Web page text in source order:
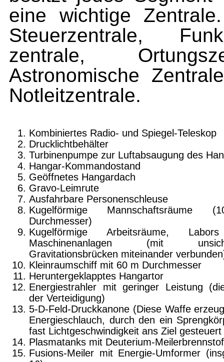
eine wichtige
Steuerzentrale,
zentrale,
Astronomische
Notleitzentrale.
Kombiniertes Radio- und Spiegel-Teleskop
Drucklichtbehälter
Turbinenpumpe zur Luftabsaugung des
Hangar-Kommandostand
Geöffnetes Hangardach
Gravo-Leimrute
Ausfahrbare Personenschleuse
Kugelförmige Mannschaftsräume
Durchmesser)
Kugelförmige Arbeitsräume,
Maschinenan­lagen (mit
Gravitationsbrücken miteinander
Kleinraumschiff mit 60 m Durchmesser
Heruntergeklapptes Hangartor
Energiestrahler mit geringer Leistung
der Ver­teidigung)
5-D-Feld-Druckkanone (Diese Waffe
Ener­gieschlauch, durch den ein
fast Licht­geschwindigkeit ans Ziel gesteuert
Plasmatanks mit Deuterium-
Fusions-Meiler mit Energie-Umformer